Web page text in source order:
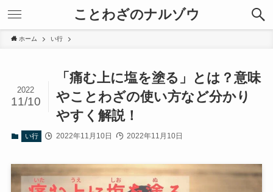
ことわざのナルゾウ
ホーム い行
「痛む上に塩を塗る」とは？意味
やことわざの使い方など分かり
やすく解説！
2022
11/10
い行 2022年11月10日 2022年11月10日